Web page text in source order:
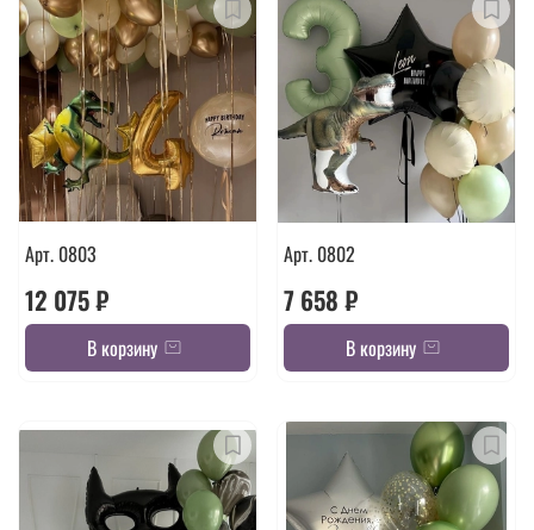
Арт. 0803
12 075 ₽
В корзину
Арт. 0802
7 658 ₽
В корзину